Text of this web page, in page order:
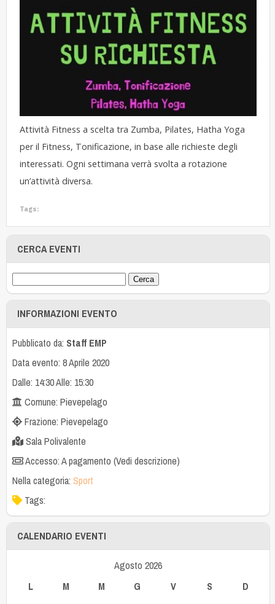
Attività Fitness a scelta tra Zumba, Pilates, Hatha Yoga
per il Fitness, Tonificazione, in base alle richieste degli
interessati. Ogni settimana verrà svolta a rotazione
un’attività diversa.
Tags:
CERCA EVENTI
INFORMAZIONI EVENTO
Pubblicato da: Staff EMP
Data evento: 8 Aprile 2020
Dalle: 14:30 Alle: 15:30
Comune: Pievepelago
Frazione: Pievepelago
Sala Polivalente
Accesso: A pagamento (Vedi descrizione)
Nella categoria: Sport
Tags:
CALENDARIO EVENTI
Agosto 2026
L
M M G V S D